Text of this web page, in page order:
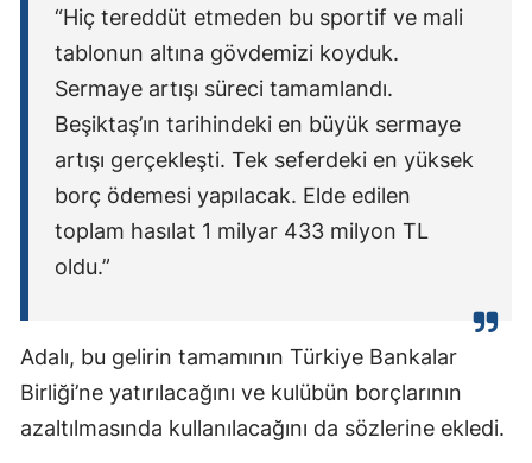
“Hiç tereddüt etmeden bu sportif ve mali
tablonun altına gövdemizi koyduk.
Sermaye artışı süreci tamamlandı.
Beşiktaş’ın tarihindeki en büyük sermaye
artışı gerçekleşti. Tek seferdeki en yüksek
borç ödemesi yapılacak. Elde edilen
toplam hasılat 1 milyar 433 milyon TL
oldu.”
Adalı, bu gelirin tamamının Türkiye Bankalar
Birliği’ne yatırılacağını ve kulübün borçlarının
azaltılmasında kullanılacağını da sözlerine ekledi.